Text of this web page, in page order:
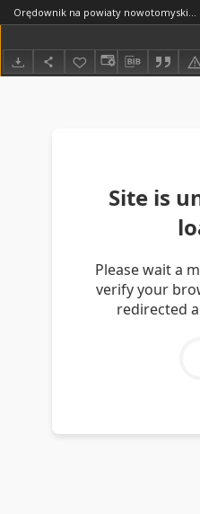
Orędownik na powiaty nowotomyski i wolsztyński 1937.05.29 R.18 Nr57